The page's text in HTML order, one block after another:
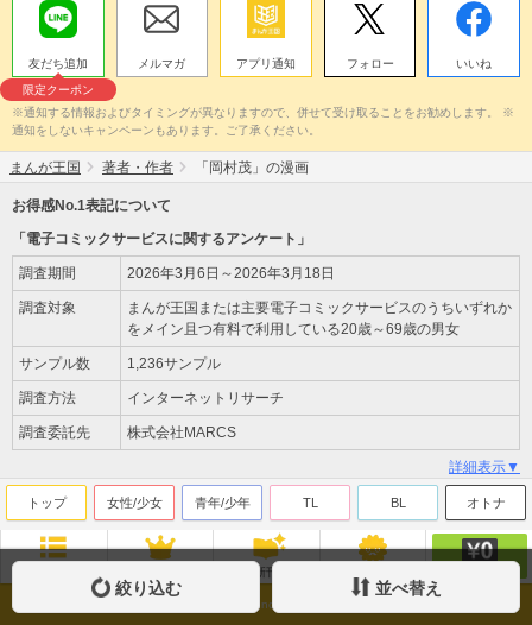
友だち追加
限定クーポン
メルマガ アプリ通知 フォロー いいね
※通知する情報およびタイミングが異なりますので、併せて受け取ることをお勧めします。 ※
通知をしないキャンペーンもあります。ご了承ください。
まんが王国 著者・作者 「岡村茂」の漫画
絞り込む 並べ替え
お得感No.1表記について
「電子コミックサービスに関するアンケート」
調査期間 2026年3月6日～2026年3月18日
調査対象
まんが王国または主要電子コミックサービスのうちいずれか
をメイン且つ有料で利用している20歳～69歳の男女
サンプル数 1,236サンプル
調査方法 インターネットリサーチ
調査委託先 株式会社MARCS
詳細表示▼
トップ 女性/少女 青年/少年 TL BL オトナ
新刊
Copyright(c)Beaglee Inc. All Rights Reserved.